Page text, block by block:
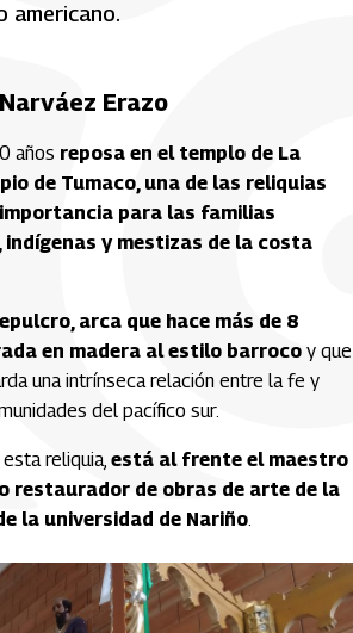
americano.
Erazo
años reposa en el templo de La
de Tumaco, una de las reliquias
para las familias
y mestizas de la costa
arca que hace más de 8
en madera al estilo barroco y que
una intrínseca relación entre la fe y
del pacífico sur.
reliquia, está al frente el maestro
restaurador de obras de arte de la
la universidad de Nariño.